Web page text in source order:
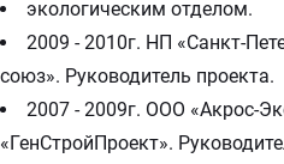
экологическим отделом.
2009 - 2010г. НП «Санкт-
союз». Руководитель проекта.
2007 - 2009г. ООО «Акрос-
«ГенСтройПроект».